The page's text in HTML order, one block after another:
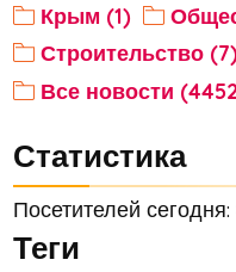
Крым (1)
Строительство (7)
Все новости
Статистика
Посетителей сегодня:
Теги